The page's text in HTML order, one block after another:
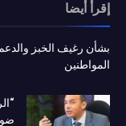
إقرأ أيضا
المواطنين